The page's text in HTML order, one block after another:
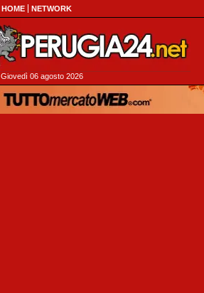
HOME NETWORK
Giovedì 06 agosto 2026